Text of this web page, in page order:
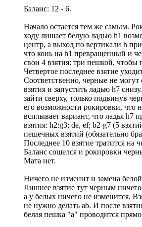
Баланс: 12 - 6.
Начало остается тем же самым.
ходу лишает белую ладью h1
центр, а выход по вертикали h
что конь на h1 превращенный и
свои 4 взятия: три пешкой, чтобы
Четвертое последнее взятие
Соответственно, черные не могут
взятия и запустить ладью h7
зайти сверху, только подвинув
его возможности рокировки, что
всплывает вариант, что ладья h7
взятия: h2:g3; de, ef; b2-g7 (5
пешечных взятий (обязательно
Последнее 10 взятие тратится на
Баланс сошелся и рокировки
Мата нет.
Ничего не изменит и замена
Лишнее взятие тут черным
а у белых ничего не изменится.
не нужно делать ab. И после
белая пешка "а" проводится